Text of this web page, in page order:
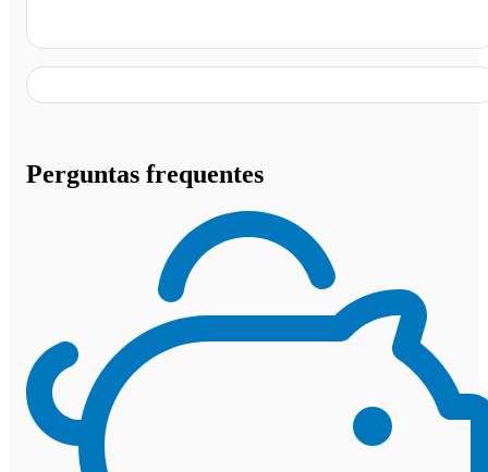
Perguntas frequentes